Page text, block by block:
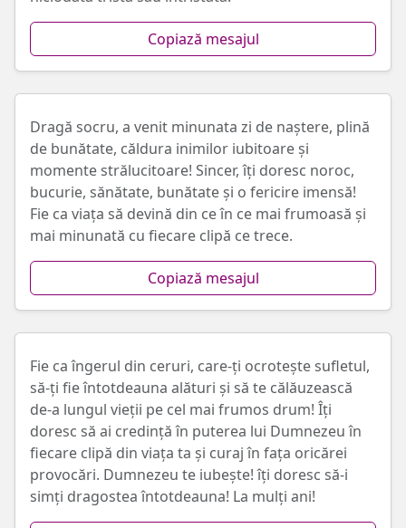
Copiază mesajul
Dragă socru, a venit minunata zi de naștere, plină
de bunătate, căldura inimilor iubitoare și
momente strălucitoare! Sincer, îți doresc noroc,
bucurie, sănătate, bunătate și o fericire imensă!
Fie ca viața să devină din ce în ce mai frumoasă și
mai minunată cu fiecare clipă ce trece.
Copiază mesajul
Fie ca îngerul din ceruri, care-ți ocrotește sufletul,
să-ți fie întotdeauna alături și să te călăuzească
de-a lungul vieții pe cel mai frumos drum! Îți
doresc să ai credință în puterea lui Dumnezeu în
fiecare clipă din viața ta și curaj în fața oricărei
provocări. Dumnezeu te iubește! îți doresc să-i
simți dragostea întotdeauna! La mulți ani!